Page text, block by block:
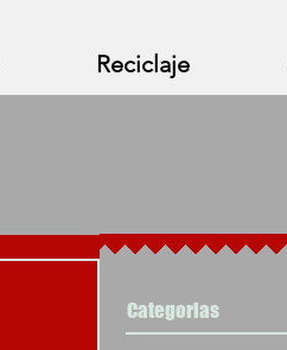
Reciclaje
Categorias